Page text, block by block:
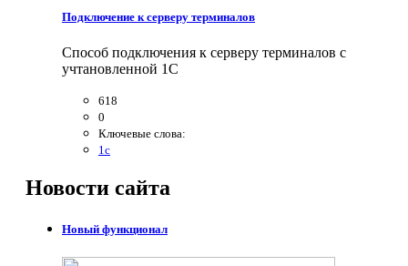
Подключение к серверу терминалов
Способ подключения к серверу терминалов с
учтановленной 1С
618
0
Ключевые слова:
1с
Новости сайта
Новый функционал